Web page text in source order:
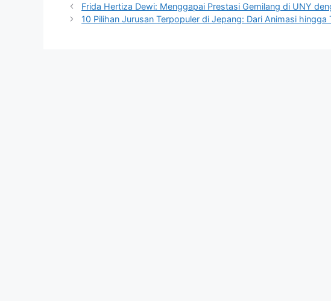
Frida Hertiza Dewi: Menggapai Prestasi Gemilang di UNY
10 Pilihan Jurusan Terpopuler di Jepang: Dari Animasi hingga